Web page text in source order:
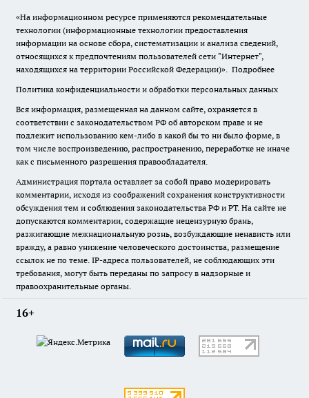
«На информационном ресурсе применяются рекомендательные
технологии (информационные технологии предоставления
информации на основе сбора, систематизации и анализа сведений,
относящихся к предпочтениям пользователей сети "Интернет",
находящихся на территории Российской Федерации)». Подробнее
Политика конфиденциальности и обработки персональных данных
Вся информация, размещенная на данном сайте, охраняется в
соответствии с законодательством РФ об авторском праве и не
подлежит использованию кем-либо в какой бы то ни было форме, в
том числе воспроизведению, распространению, переработке не иначе
как с письменного разрешения правообладателя.
Администрация портала оставляет за собой право модерировать
комментарии, исходя из соображений сохранения конструктивности
обсуждения тем и соблюдения законодательства РФ и РТ. На сайте не
допускаются комментарии, содержащие нецензурную брань,
разжигающие межнациональную рознь, возбуждающие ненависть или
вражду, а равно унижение человеческого достоинства, размещение
ссылок не по теме. IP-адреса пользователей, не соблюдающих эти
требования, могут быть переданы по запросу в надзорные и
правоохранительные органы.
16+